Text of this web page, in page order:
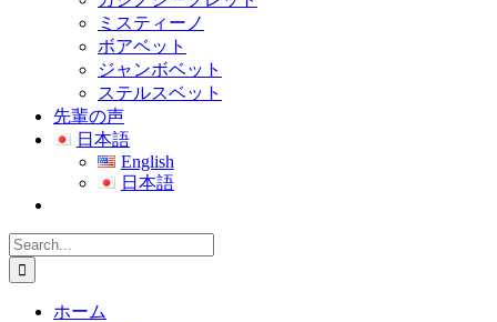
ミスティーノ
ボアベット
ジャンボベット
ステルスベット
先輩の声
日本語
English
日本語
Search
for:
ホーム